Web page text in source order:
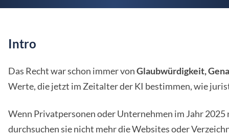
Intro
Das Recht war schon immer vonGlaubwürdigkeit,
Werte, die jetzt im Zeitalter der KI bestimmen, wie
Wenn Privatpersonen oder Unternehmen im Jahr
durchsuchen sie nicht mehr die Websites oder